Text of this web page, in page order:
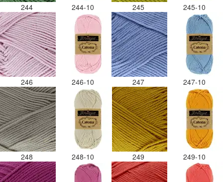
244 244-10 245 245-10
246 246-10 247 247-10
248 248-10 249 249-10